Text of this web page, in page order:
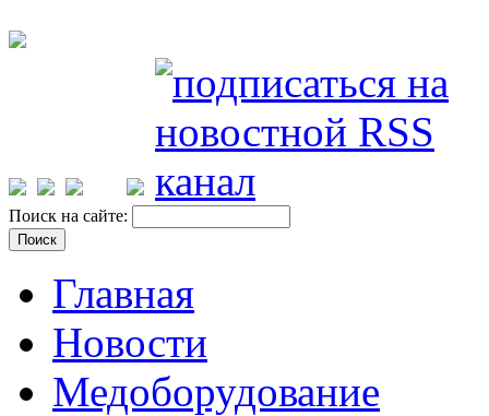
Поиск на сайте:
Главная
Новости
Медоборудование